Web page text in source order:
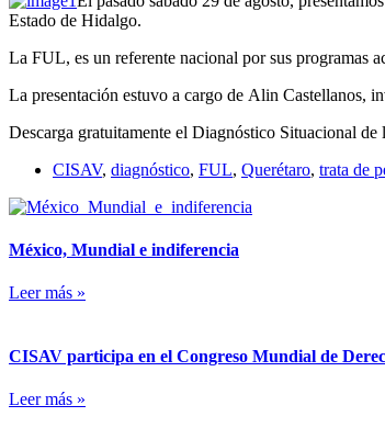
Estado de Hidalgo.
La FUL, es un referente nacional por sus programas
La presentación estuvo a cargo de Alin Castellanos,
Descarga gratuitamente el Diagnóstico Situacional de
CISAV, diagnóstico, FUL, Querétaro, trata de
México, Mundial e indiferencia
Leer más »
CISAV participa en el Congreso Mundial de
Leer más »